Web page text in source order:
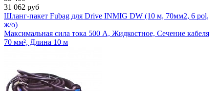
31 062 руб
Шланг-пакет Fubag для Drive INMIG DW (10 м, 70мм2, 6 pol,
ж/о)
Максимальная сила тока 500 А, Жидкостное, Сечение кабеля
70 мм², Длина 10 м